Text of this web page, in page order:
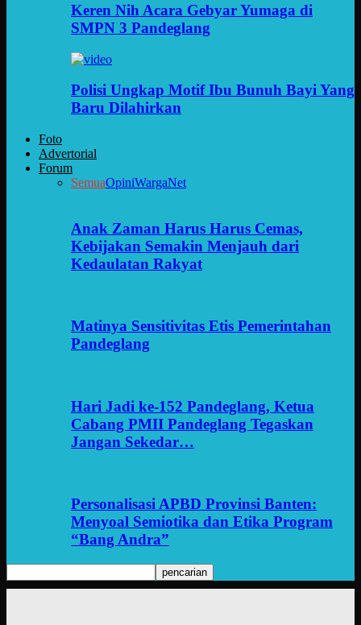
Keren Nih Acara Gebyar Yumaga di
SMPN 3 Pandeglang
Polisi Ungkap Motif Ibu Bunuh Bayi Yang
Baru Dilahirkan
Foto
Advertorial
Forum
SemuaOpiniWargaNet
Anak Zaman Harus Harus Cemas,
Kebijakan Semakin Menjauh dari
Kedaulatan Rakyat
Matinya Sensitivitas Etis Pemerintahan
Pandeglang
Hari Jadi ke-152 Pandeglang, Ketua
Cabang PMII Pandeglang Tegaskan
Jangan Sekedar…
Personalisasi APBD Provinsi Banten:
Menyoal Semiotika dan Etika Program
“Bang Andra”